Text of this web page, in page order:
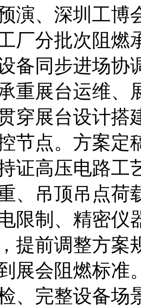
演、深圳工博
厂分批次阻燃
备同步进场协
重展台运维、
穿展台设计搭
节点。方案定
证高压电路工
、吊顶吊点荷
限制、精密仪
提前调整方案
展会阻燃标准
、完整设备场